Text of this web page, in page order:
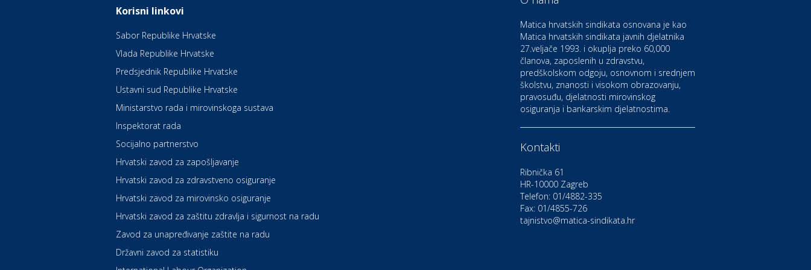
Kultura i edukacija
Kazalište Kerempuh
Kultura i edukacija
Kazalište ZKM
Auto-moto i tehnika
Zdravlje i osiguranje
UNIQA osiguranje
Korisni linkovi
Sabor Republike Hrvatske
Vlada Republike Hrvatske
Predsjednik Republike Hrvatske
Ustavni sud Republike Hrvatske
Ministarstvo rada i mirovinskoga sustava
Inspektorat rada
Socijalno partnerstvo
Hrvatski zavod za zapošljavanje
Hrvatski zavod za zdravstveno osiguranje
Hrvatski zavod za mirovinsko osiguranje
Hrvatski zavod za zaštitu zdravlja i sigurnost na radu
Zavod za unapređivanje zaštite na radu
Državni zavod za statistiku
Matica hrvatskih sindikata osnovana je kao
Matica hrvatskih sindikata javnih djelatnika
27.veljače 1993. i okuplja preko 60,000
članova, zaposlenih u zdravstvu,
predškolskom odgoju, osnovnom i srednjem
školstvu, znanosti i visokom obrazovanju,
pravosuđu, djelatnosti mirovinskog
osiguranja i bankarskim djelatnostima.
Kontakti
Ribnička 61
HR-10000 Zagreb
Telefon: 01/4882-335
Fax: 01/4855-726
tajnistvo@matica-sindikata.hr